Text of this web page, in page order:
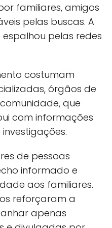
familiares, amigos
pelas buscas. A
pelas redes
costumam
órgãos de
que
com informações
de pessoas
informado e
aos familiares.
reforçaram a
apenas